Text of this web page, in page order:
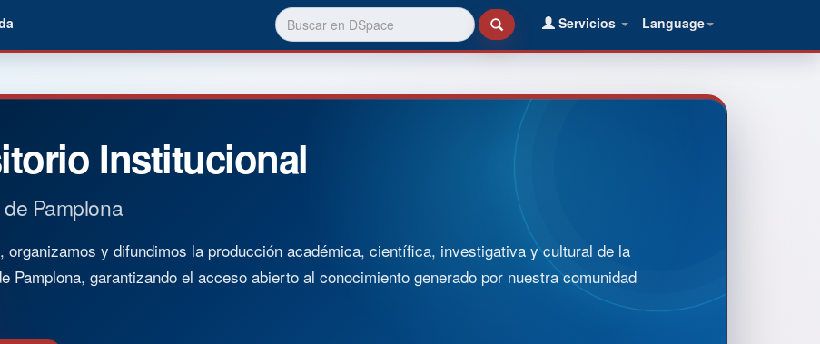
Language
Servicios
Institucional
Pamplona
organizamos y difundimos la producción académica, científica, investigativa y cultural de la
Pamplona, garantizando el acceso abierto al conocimiento generado por nuestra comunidad